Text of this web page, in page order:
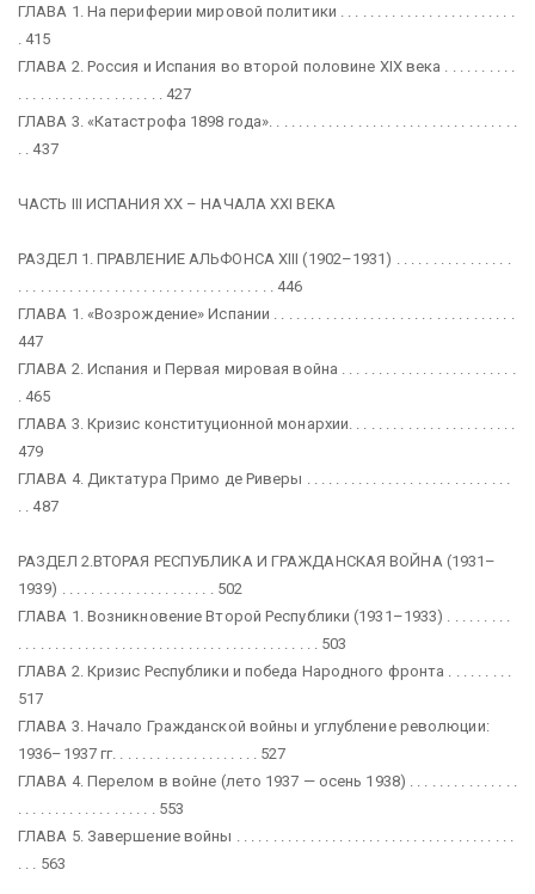
ГЛАВА 1. На периферии мировой политики . . . . . . . . . . . . . . . . . . . . . . . .
. 415
ГЛАВА 2. Россия и Испания во второй половине XIX века . . . . . . . . . .
. . . . . . . . . . . . . . . . . . . . 427
ГЛАВА 3. «Катастрофа 1898 года». . . . . . . . . . . . . . . . . . . . . . . . . . . . . . . . . .
. . 437
ЧАСТЬ III ИСПАНИЯ XX – НАЧАЛА XXI ВЕКА
РАЗДЕЛ 1. ПРАВЛЕНИЕ АЛЬФОНСА XIII (1902–1931) . . . . . . . . . . . . . . . .
. . . . . . . . . . . . . . . . . . . . . . . . . . . . . . . . . . . 446
ГЛАВА 1. «Возрождение» Испании . . . . . . . . . . . . . . . . . . . . . . . . . . . . . . . . .
447
ГЛАВА 2. Испания и Первая мировая война . . . . . . . . . . . . . . . . . . . . . . . .
. 465
ГЛАВА 3. Кризис конституционной монархии. . . . . . . . . . . . . . . . . . . . . . .
479
ГЛАВА 4. Диктатура Примо де Риверы . . . . . . . . . . . . . . . . . . . . . . . . . . . .
. . 487
РАЗДЕЛ 2.ВТОРАЯ РЕСПУБЛИКА И ГРАЖДАНСКАЯ ВОЙНА (1931–
1939) . . . . . . . . . . . . . . . . . . . . . 502
ГЛАВА 1. Возникновение Второй Республики (1931–1933) . . . . . . . . .
. . . . . . . . . . . . . . . . . . . . . . . . . . . . . . . . . . . . . . . . . 503
ГЛАВА 2. Кризис Республики и победа Народного фронта . . . . . . . . .
517
ГЛАВА 3. Начало Гражданской войны и углубление революции:
1936–1937 гг. . . . . . . . . . . . . . . . . . . . 527
ГЛАВА 4. Перелом в войне (лето 1937 — осень 1938) . . . . . . . . . . . . . . .
. . . . . . . . . . . . . . . . . . . 553
ГЛАВА 5. Завершение войны . . . . . . . . . . . . . . . . . . . . . . . . . . . . . . . . . . . . . .
. . . 563